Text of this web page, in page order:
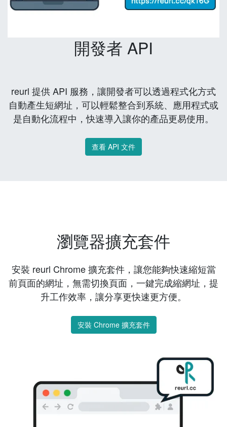
開發者 API
reurl 提供 API 服務，讓開發者可以透過程式化方式
自動產生短網址，可以輕鬆整合到系統、應用程式或
是自動化流程中，快速導入讓你的產品更易使用。
查看 API 文件
瀏覽器擴充套件
安裝 reurl Chrome 擴充套件，讓您能夠快速縮短當
前頁面的網址，無需切換頁面，一鍵完成縮網址，提
升工作效率，讓分享更快速更方便。
安裝 Chrome 擴充套件